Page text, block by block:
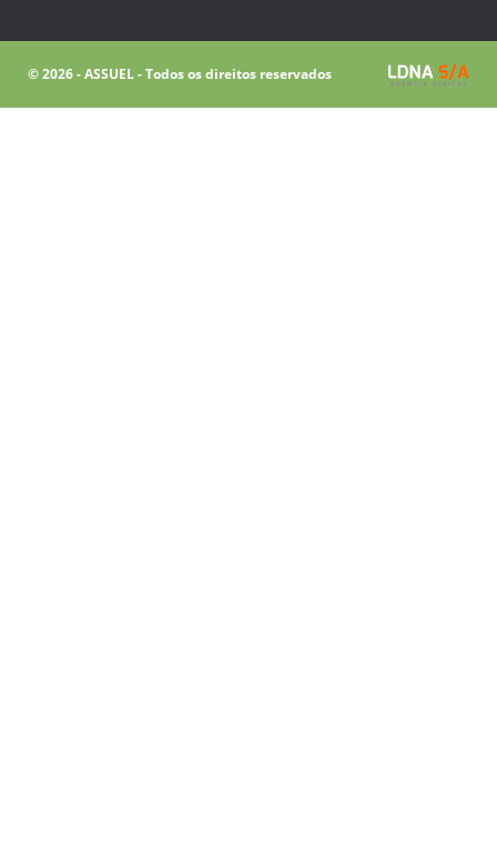
© 2026 - ASSUEL - Todos os direitos reservados